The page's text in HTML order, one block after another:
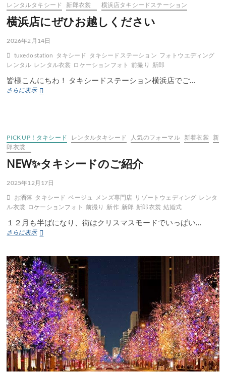
レンタルタキシード
新郎衣裳 横浜店タキシードステーション
横浜店にぜひお越しください
2026年2月14日
tuxedo station タキシード タキシードステーション フォトウエディング
レンタル レンタル衣裳 ロケーションフォト 前撮り 新郎
皆様こんにちわ！ タキシードステーション横浜店でご…
さらに表示横
ひ
お
し
く
だ
い
PICK UP！タキシード レンタルタキシード 人気のフォーマル 新着衣裳
新
郎衣裳
NEW✨タキシードのご紹介
2025年12月17日
お洒落 タキシード ベージュ メンズ専門店 リゾートウェディング レンタ
ル衣裳 ロケーションフォト 前撮り 新作 新郎 新郎衣裳 結婚式
１２月も半ばになり、街はクリスマスモードでいっぱい…
さらに表示NEW✨
シ
ー
ド
の
ご
紹
介